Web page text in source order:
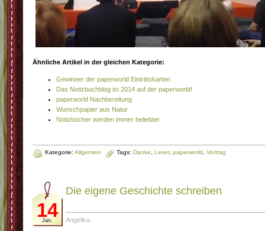
Ähnliche Artikel in der gleichen Kategorie:
Gewinner der paperworld Eintrittskarten
Das Notizbuchblog ist 2014 auf der paperworld!
paperworld Nachbereitung
Wunschpapier aus Natur
Notizbücher werden immer beliebter
Kategorie: Allgemein Tags: Danke Leser, paperworld Vortrag
14
Jan.
Die eigene Geschichte schreiben
Angelika